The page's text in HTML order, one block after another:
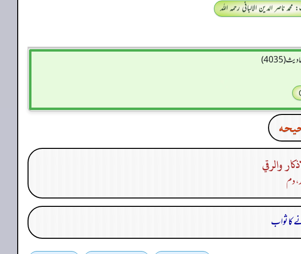
ناصر الدین الالبانی رحمہ اللہ
(4035)
والرقي
دم
کا ثواب